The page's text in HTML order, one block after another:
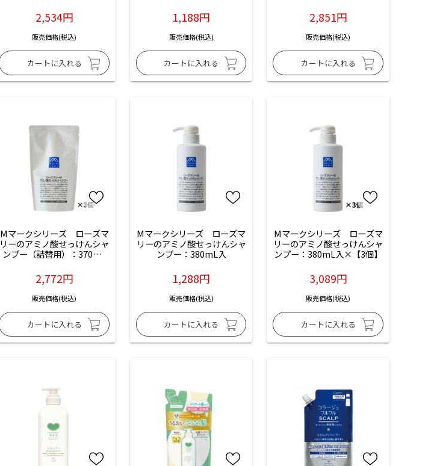
2,534円
販売価格(税込)
1,188円
販売価格(税込)
2,851円
販売価格(税込)
Mマークシリーズ　ローズマ
リーのアミノ酸せっけんシャ
ンプー（詰替用）：370mL
2,772円
販売価格(税込)
Mマークシリーズ　ローズマ
リーのアミノ酸せっけんシャ
ンプー：380mL入
1,288円
販売価格(税込)
Mマークシリーズ　ローズマ
リーのアミノ酸せっけんシャ
ンプー：380mL入×【3個】
3,089円
販売価格(税込)